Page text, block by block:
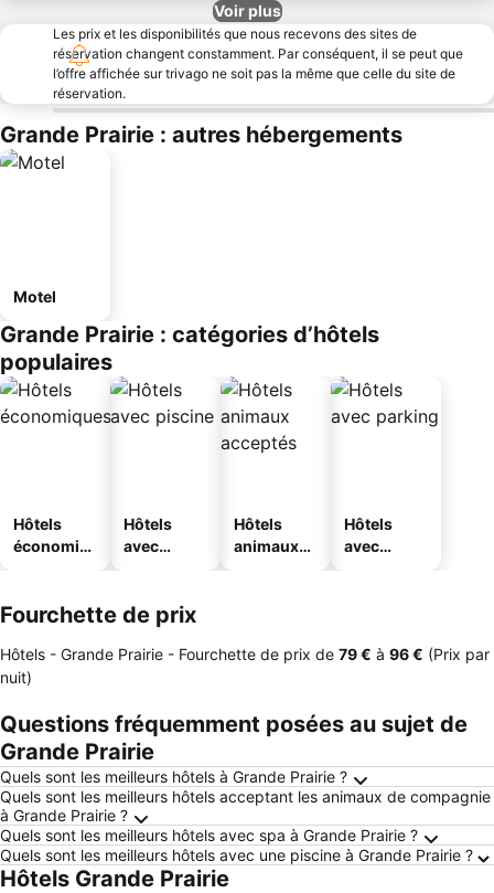
Voir plus
Les prix et les disponibilités que nous recevons des sites de
réservation changent constamment. Par conséquent, il se peut que
l’offre affichée sur trivago ne soit pas la même que celle du site de
réservation.
Grande Prairie : autres hébergements
Motel
Grande Prairie : catégories d’hôtels
populaires
Hôtels
économiq
Hôtels
avec
Hôtels
animaux
Hôtels
avec
Fourchette de prix
Hôtels - Grande Prairie - Fourchette de prix de ‎79 € à ‎96 € (Prix par
nuit)
Questions fréquemment posées au sujet de
Grande Prairie
Quels sont les meilleurs hôtels à Grande Prairie ?
Quels sont les meilleurs hôtels acceptant les animaux de compagnie
à Grande Prairie ?
Quels sont les meilleurs hôtels avec spa à Grande Prairie ?
Quels sont les meilleurs hôtels avec une piscine à Grande Prairie ?
Hôtels Grande Prairie